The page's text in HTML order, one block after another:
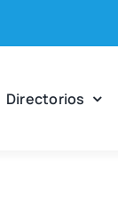
Direc­to­rios